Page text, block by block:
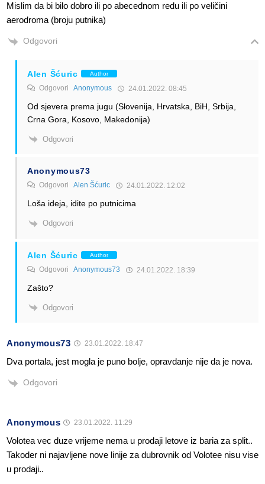
Mislim da bi bilo dobro ili po abecednom redu ili po veličini
aerodroma (broju putnika)
Odgovori
Alen Šćuric Author
Odgovori Anonymous 24.01.2022. 08:45
Od sjevera prema jugu (Slovenija, Hrvatska, BiH, Srbija,
Crna Gora, Kosovo, Makedonija)
Odgovori
Anonymous73
Odgovori Alen Šćuric 24.01.2022. 12:02
Loša ideja, idite po putnicima
Odgovori
Alen Šćuric Author
Odgovori Anonymous73 24.01.2022. 18:39
Zašto?
Odgovori
Anonymous73 23.01.2022. 18:47
Dva portala, jest mogla je puno bolje, opravdanje nije da je nova.
Odgovori
Anonymous 23.01.2022. 11:29
Volotea vec duze vrijeme nema u prodaji letove iz baria za split..
Takoder ni najavljene nove linije za dubrovnik od Volotee nisu vise
u prodaji..